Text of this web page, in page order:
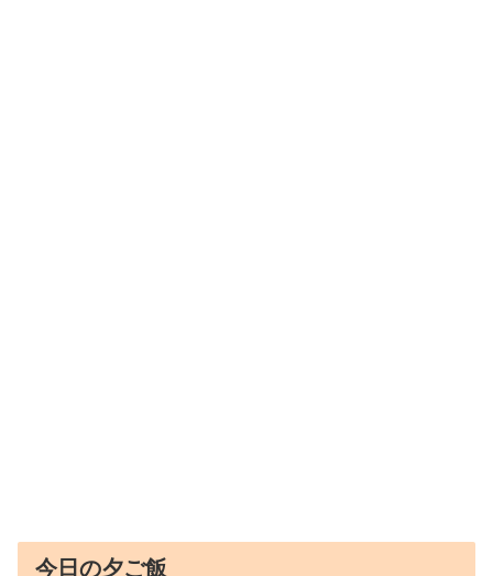
今日の夕ご飯